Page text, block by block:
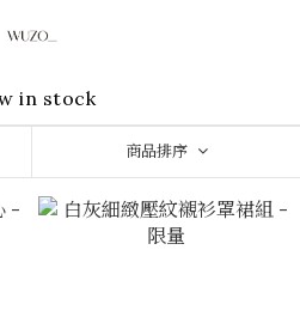
in stock
商品排序